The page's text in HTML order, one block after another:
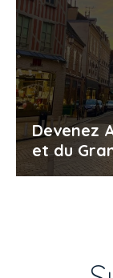
Devenez
et du